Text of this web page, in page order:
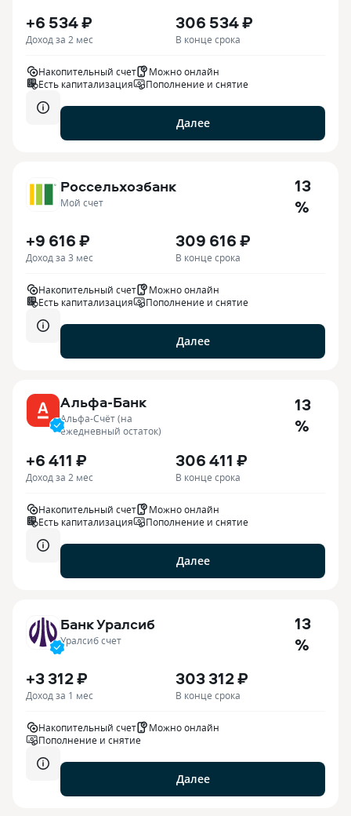
+6 534 ₽
Доход за 2 мес
306 534 ₽
В конце срока
Накопительный счет
Можно онлайн
Есть капитализация
Пополнение и снятие
Далее
Россельхозбанк
Мой счет
13
%
+9 616 ₽
Доход за 3 мес
309 616 ₽
В конце срока
Накопительный счет
Можно онлайн
Есть капитализация
Пополнение и снятие
Далее
Альфа-Банк
Альфа-Счёт (на
ежедневный остаток)
13
%
+6 411 ₽
Доход за 2 мес
306 411 ₽
В конце срока
Накопительный счет
Можно онлайн
Есть капитализация
Пополнение и снятие
Далее
Банк Уралсиб
Уралсиб счет
13
%
+3 312 ₽
Доход за 1 мес
303 312 ₽
В конце срока
Накопительный счет
Можно онлайн
Пополнение и снятие
Далее